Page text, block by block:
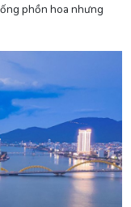
phồn hoa nhưng